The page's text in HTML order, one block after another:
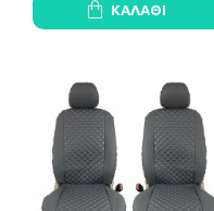
ΚΑΛΆΘΙ